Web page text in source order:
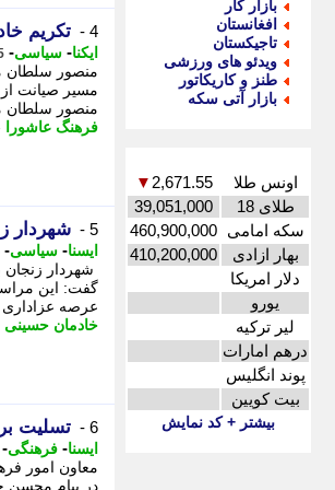
بازار کار
افغانستان
تاجیکستان
ویدئو های ورزشی
طنز و کاریکاتور
بازار آتی سکه
اونس طلا 2,671.55
▼
طلای 18
39,051,000
سکه امامی 460,900,000
بهار ازادی
410,200,000
دلار امریکا
یورو
لیر ترکیه
درهم امارات
پوند انگلیس
بیت کویین
بیشتر + کد نمایش
4 - تکریم
ایکنا- سیاسی- 15 روز
منصور سلطان
مسیر صیانت
منصور سلطان
فرهنگ عاشورا
5 - شهردار زنجان: 14 پیرغلام و 10 خادم
ایسنا- سیاسی-
شهردار زنجان
گفت: این
عرصه عزاداری
خادمان حسینی
6 - تسلیت
ایسنا- فرهنگی-
معاون امور
در پیام محسن